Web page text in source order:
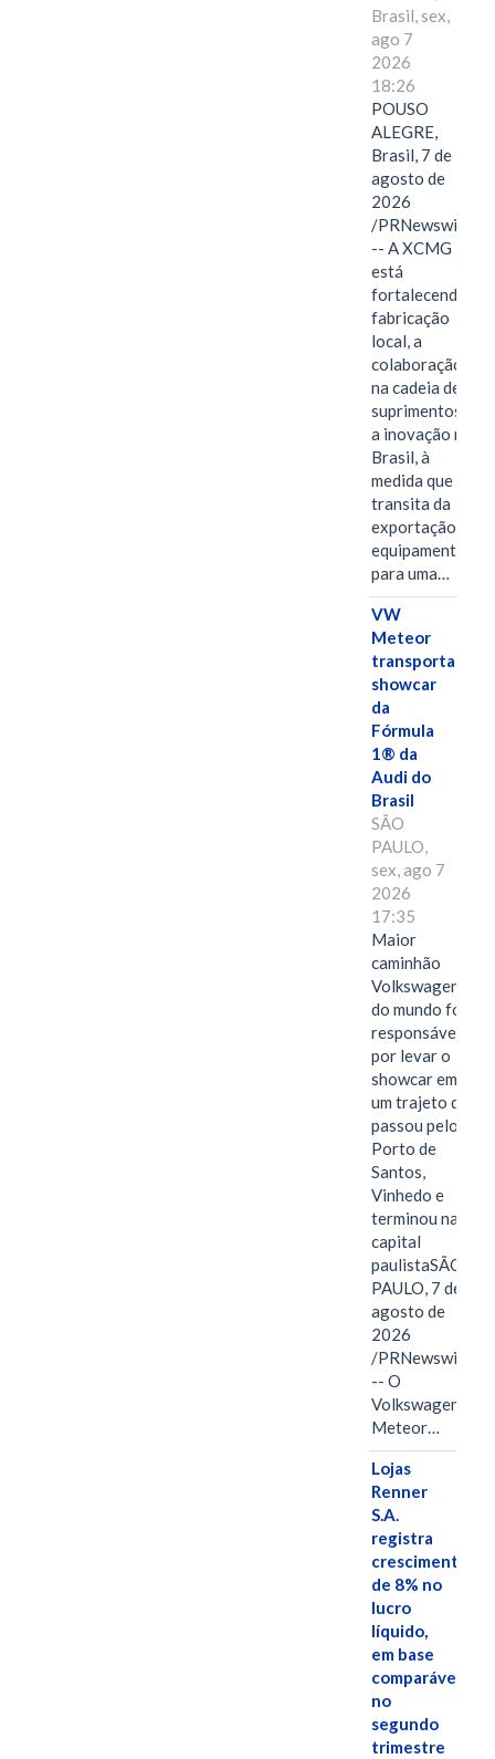
Brasil, sex,
ago 7
2026
18:26
POUSO
ALEGRE,
Brasil, 7 de
agosto de
2026
/PRNewswire/
-- A XCMG
está
fortalecendo a
fabricação
local, a
colaboração
na cadeia de
suprimentos e
a inovação no
Brasil, à
medida que
transita da
exportação de
equipamentos
para uma…
VW
Meteor
transporta
showcar
da
Fórmula
1® da
Audi do
Brasil
SÃO
PAULO,
sex, ago 7
2026
17:35
Maior
caminhão
Volkswagen
do mundo foi
responsável
por levar o
showcar em
um trajeto que
passou pelo
Porto de
Santos,
Vinhedo e
terminou na
capital
paulistaSÃO
PAULO, 7 de
agosto de
2026
/PRNewswire/
-- O
Volkswagen
Meteor…
Lojas
Renner
S.A.
registra
crescimento
de 8% no
lucro
líquido,
em base
comparável,
no
segundo
trimestre